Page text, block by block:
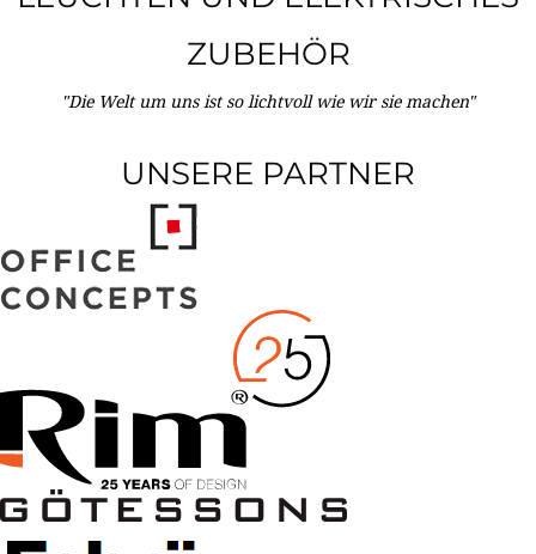
ZUBEHÖR
"Die Welt um uns ist so lichtvoll wie wir sie machen"
UNSERE PARTNER